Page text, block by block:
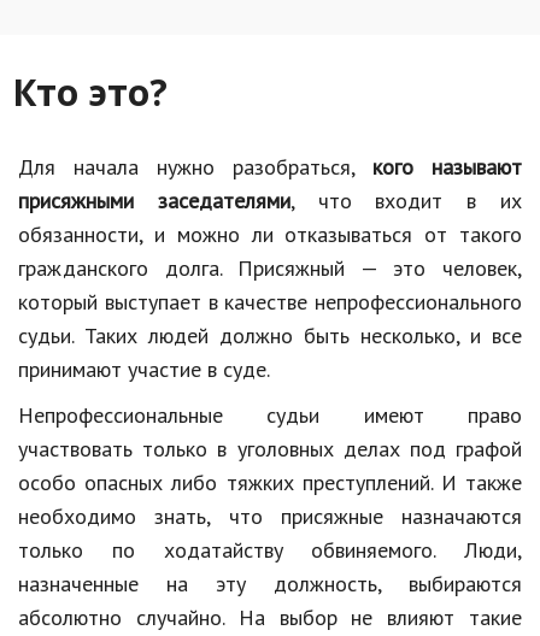
Психология и отношения
Разное
Работа и бизнес
Животные
Еда и напитки
Праздники и подарки
Кинематограф
Домашние животные
Семья и дети
Путешествия
Строительство
Кто это?
Для начала нужно разобраться, кого называют
присяжными заседателями, что входит в их
обязанности, и можно ли отказываться от такого
гражданского долга. Присяжный — это человек,
который выступает в качестве непрофессионального
судьи. Таких людей должно быть несколько, и все
принимают участие в суде.
Непрофессиональные судьи имеют право
участвовать только в уголовных делах под графой
особо опасных либо тяжких преступлений. И также
необходимо знать, что присяжные назначаются
только по ходатайству обвиняемого. Люди,
назначенные на эту должность, выбираются
абсолютно случайно. На выбор не влияют такие